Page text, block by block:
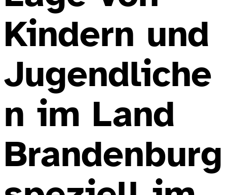
Kindern und
Jugendliche
n im Land
Brandenburg